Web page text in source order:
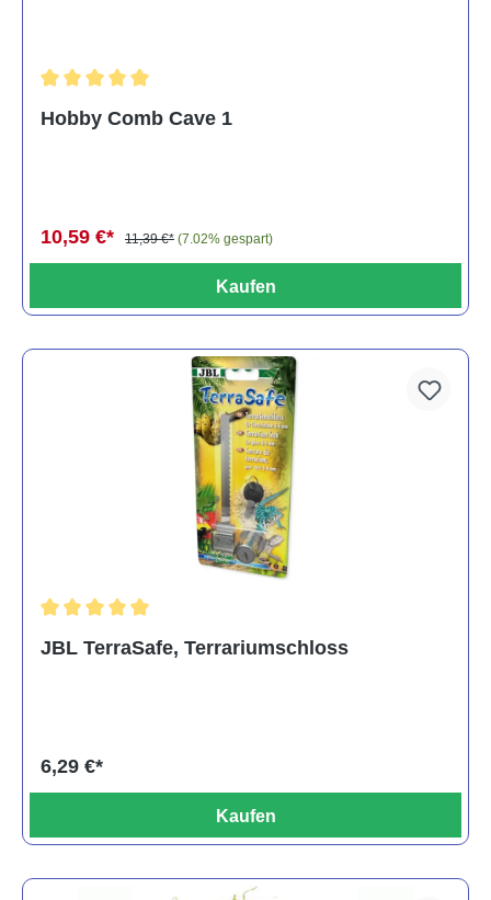
Hobby Comb Cave 1
10,59 €* 11,39 €* (7.02% gespart)
Kaufen
JBL TerraSafe, Terrariumschloss
6,29 €*
Kaufen